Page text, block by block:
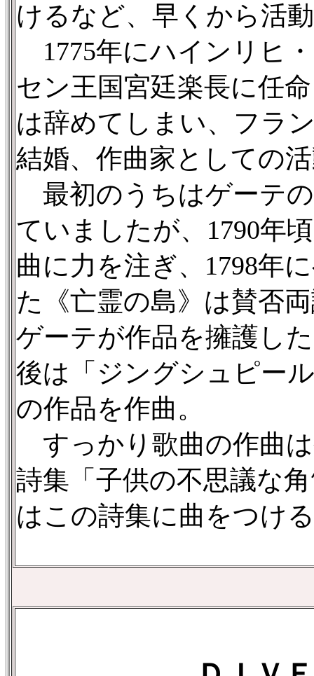
けるなど、早くから活
1775年にハインリヒ
セン王国宮廷楽長に任
は辞めてしまい、フラ
結婚、作曲家としての
最初のうちはゲーテ
ていましたが、1790年
曲に力を注ぎ、1798年
た《亡霊の島》は賛否
ゲーテが作品を擁護し
後は「ジングシュピー
の作品を作曲。
すっかり歌曲の作曲
詩集「子供の不思議な
はこの詩集に曲をつけ